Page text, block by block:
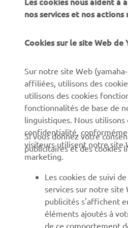
CORPORATE
Événements
Brochures
Travailler chez Yamaha
Devenir concessionnaire
Yamaha « Revs Your Heart
» : Et votre cœur bat plus
Politique de durabilité de
nos services et nos
Cookies sur le site Web de
Sur notre site Web
affiliées, utilisons des
utilisons des cookies
fonctionnalités de base de
linguistiques. Nous
confidentialité,
visiteurs utilisent notre site
marketing.
Si vous donnez votre
publicitaires et des cookies
Les cookies de suivi
services sur notre site
publicités s'affichent
éléments ajoutés à
de ce comportement